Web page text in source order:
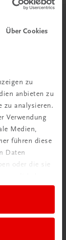
Über Cookies
zu
anbieten zu
zu analysieren.
Verwendung
Medien,
führen diese
Daten
oder die sie
und
für unsere